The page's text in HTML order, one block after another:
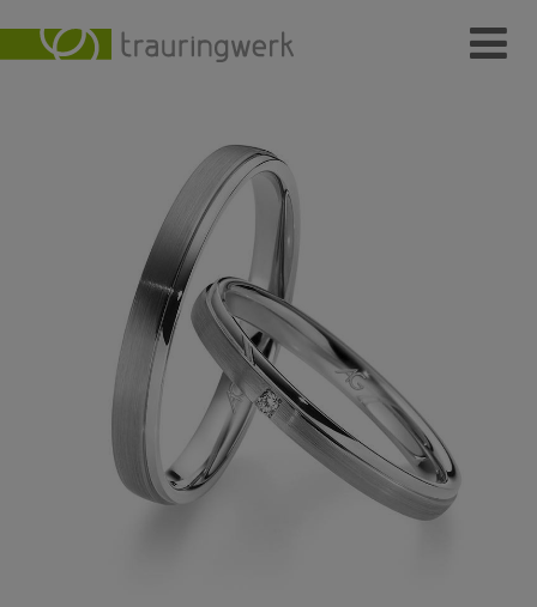
Individuelle Schmuckstücke
Kundenmeinungen
Kontakt